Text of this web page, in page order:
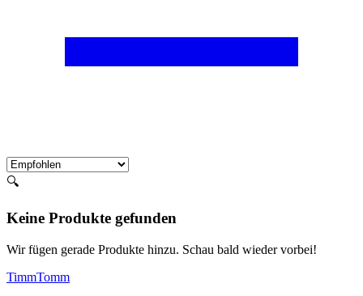
🔍
Keine Produkte gefunden
Wir fügen gerade Produkte hinzu. Schau bald wieder vorbei!
TimmTomm